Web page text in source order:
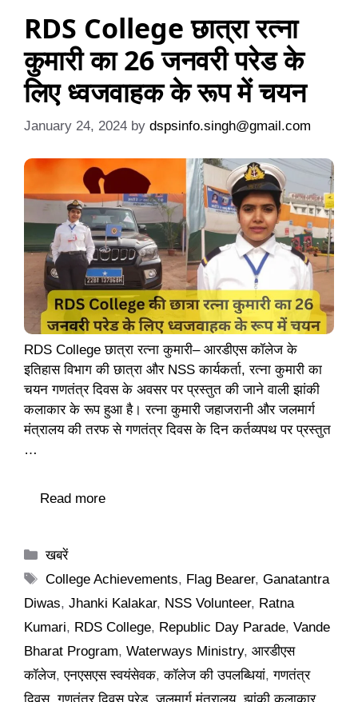
RDS College छात्रा रत्ना
कुमारी का 26 जनवरी परेड के
लिए ध्वजवाहक के रूप में चयन
January 24, 2024 by dspsinfo.singh@gmail.com
RDS College छात्रा रत्ना कुमारी– आरडीएस कॉलेज के
इतिहास विभाग की छात्रा और NSS कार्यकर्ता, रत्ना कुमारी का
चयन गणतंत्र दिवस के अवसर पर प्रस्तुत की जाने वाली झांकी
कलाकार के रूप हुआ है। रत्ना कुमारी जहाजरानी और जलमार्ग
मंत्रालय की तरफ से गणतंत्र दिवस के दिन कर्तव्यपथ पर प्रस्तुत
…
Read more
Categories
खबरें
Tags
College Achievements, Flag Bearer,Ganatantra
Diwas, Jhanki Kalakar, NSS Volunteer, Ratna
Kumari, RDS College, Republic Day Parade, Vande
Bharat Program, Waterways Ministry, आरडीएस
कॉलेज,एनएसएस स्वयंसेवक,कॉलेज की उपलब्धियां,गणतंत्र
दिवस,गणतंत्र दिवस परेड,जलमार्ग मंत्रालय,झांकी कलाकार,